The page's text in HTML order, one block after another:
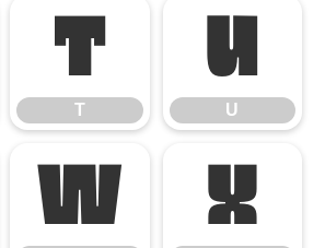
T
T
U
U
W X